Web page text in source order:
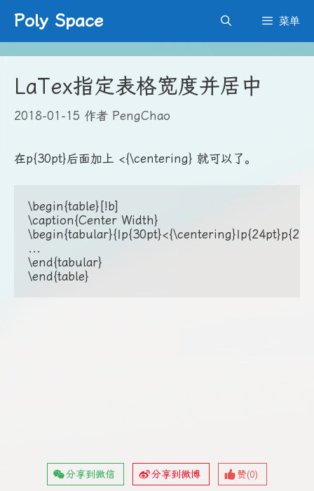
内
容
Poly Space 菜单
LaTex指定表格宽度并居中
2018-01-15 作者 PengChao
在p{30pt}后面加上 <{\centering} 就可以了。
\begin{table}[!b]
\caption{Center Width}
...
\end{tabular}
分享到微信 分享到微博 赞(0)